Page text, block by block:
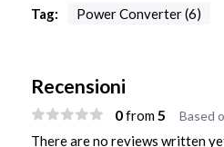
Tag: Power Converter (6)
Recensioni
0from5 Based
There are no reviews written